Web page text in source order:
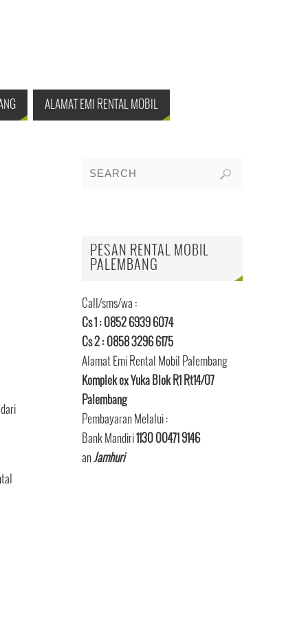
ALAMAT EMI RENTAL MOBIL
PESAN RENTAL MOBIL
PALEMBANG
Call/sms/wa :
Cs 1 : 0852 6939 6074
Cs 2 : 0858 3296 6175
Alamat Emi Rental Mobil Palembang
Komplek ex Yuka Blok R1 Rt14/07
Palembang
Pembayaran Melalui :
Bank Mandiri1130 00471 9146
anJamhuri